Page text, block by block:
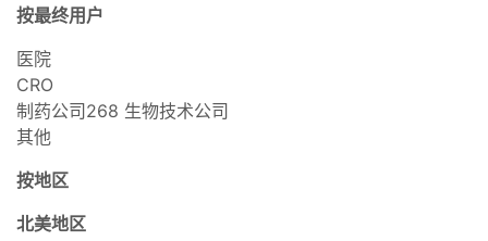
按最终用户
医院
CRO
制药公司268 生物技术公司
其他
按地区
北美地区